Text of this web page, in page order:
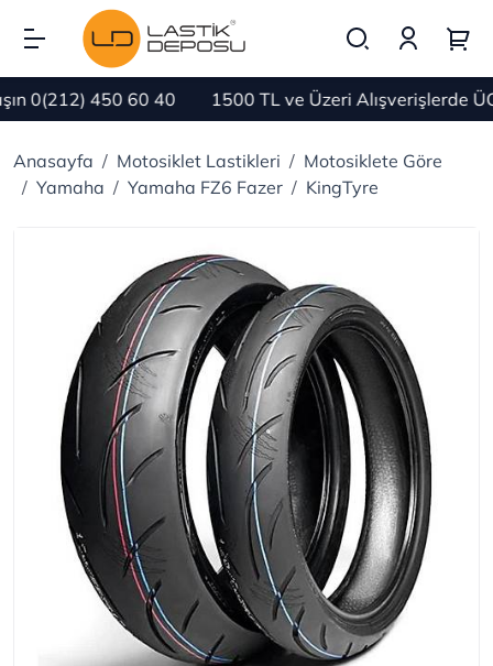
0(212) 450 60 40 1500 TL ve Üzeri Alışverişlerde
Anasayfa Motosiklet Lastikleri
Motosiklete Göre
Yamaha
Yamaha FZ6 Fazer KingTyre